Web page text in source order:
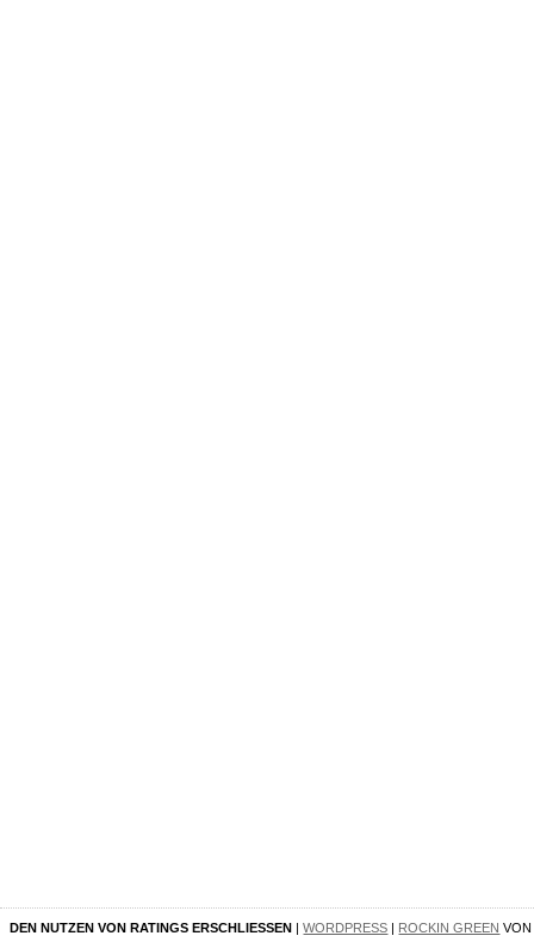
DEN NUTZEN VON RATINGS ERSCHLIESSEN |WORDPRESS | ROCKIN GREEN